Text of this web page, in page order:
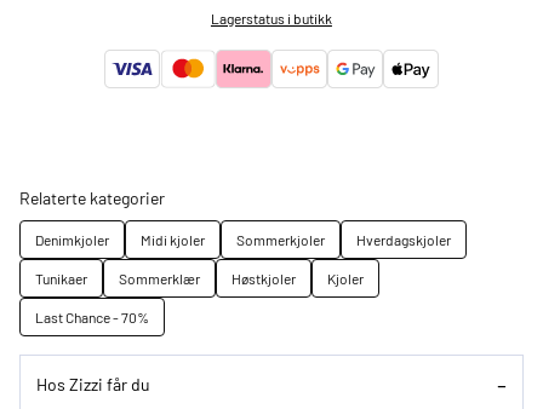
Lagerstatus i butikk
Relaterte kategorier
Denimkjoler Midi kjoler Sommerkjoler
Hverdagskjoler
Tunikaer
Sommerklær Høstkjoler
Kjoler
Last Chance - 70%
Hos Zizzi får du